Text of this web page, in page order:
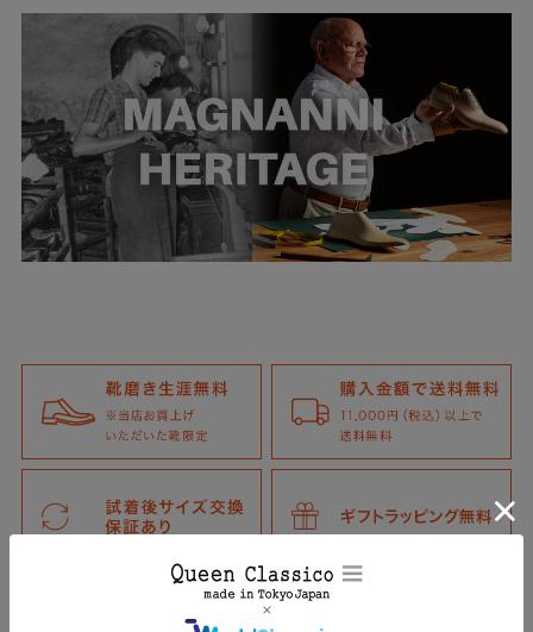
詳しくは、お買い物ガイドをご確認ください。